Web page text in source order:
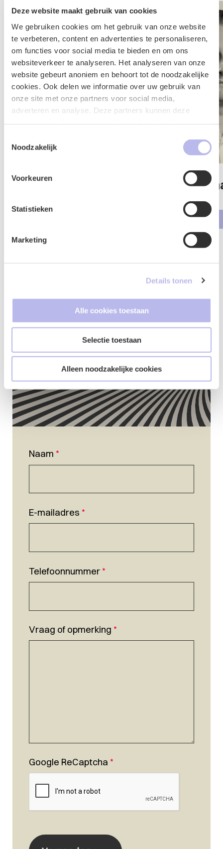
Deze website maakt gebruik van cookies
We gebruiken cookies om het gebruik van onze website
te verbeteren, content en advertenties te personaliseren,
om functies voor social media te bieden en om ons
websiteverkeer te analyseren. Het analyseren van onze
website gebeurt anoniem en behoort tot de noodzakelijke
cookies. Ook delen we informatie over uw gebruik van
onze site met onze partners voor social media,
adverteren en analyse. Deze partners kunnen deze
uw gebruik van hun services.
Noodzakelijk
Voorkeuren
Statistieken
Marketing
Details tonen
Alle cookies toestaan
Selectie toestaan
Alleen noodzakelijke cookies
Contactformulier
Naam *
E-mailadres *
Telefoonnummer*
Vraag of opmerking *
Google ReCaptcha *